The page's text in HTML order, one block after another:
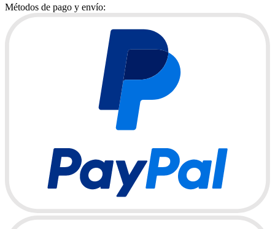
Métodos de pago y envío: